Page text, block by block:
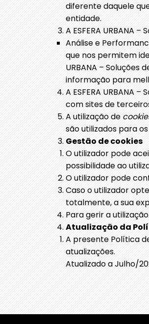
diferente daquele
entidade.
A ESFERA URBANA
Análise e
que nos permitem
URBANA –
informação para
A ESFERA URBANA
com sites de
A utilização de
são utilizados para
Gestão de cookies
O utilizador pode
possibilidade ao
O utilizador pode
Caso o utilizador
totalmente, a sua
Para gerir a
Atualização da
A presente Política
atualizações.
Atualizado a Julho/